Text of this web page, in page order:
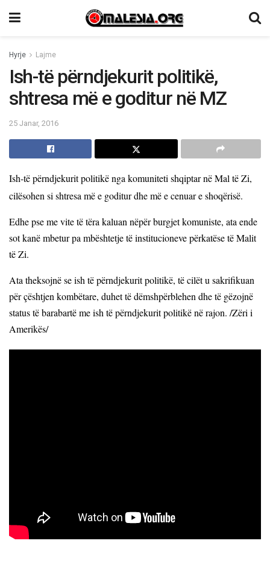
Hyrje Lajme
Ish-të përndjekurit politikë,
shtresa më e goditur në MZ
25 Janar, 2016
Ish-të përndjekurit politikë nga komuniteti shqiptar në Mal të Zi,
cilësohen si shtresa më e goditur dhe më e cenuar e shoqërisë.
Edhe pse me vite të tëra kaluan nëpër burgjet komuniste, ata ende
sot kanë mbetur pa mbështetje të institucioneve përkatëse të Malit
të Zi.
Ata theksojnë se ish të përndjekurit politikë, të cilët u sakrifikuan
për çështjen kombëtare, duhet të dëmshpërblehen dhe të gëzojnë
status të barabartë me ish të përndjekurit politikë në rajon. /Zëri i
Amerikës/